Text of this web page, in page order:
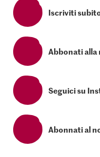
Iscriviti
Abbonati
Seguici su
Abonnati al